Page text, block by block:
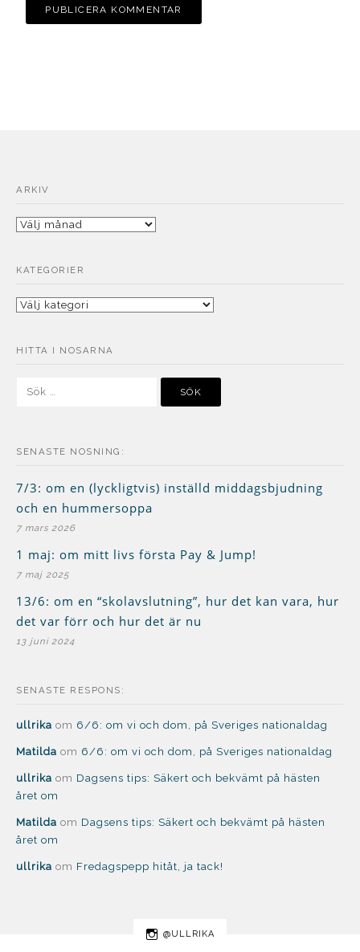
ARKIV
Arkiv
KATEGORIER
Kategorier
HITTA I NOSARNA
SENASTE NOSNING:
7/3: om en (lyckligtvis) inställd middagsbjudning
och en hummersoppa
7 mars 2026
1 maj: om mitt livs första Pay & Jump!
7 maj 2025
13/6: om en “skolavslutning”, hur det kan vara, hur
det var förr och hur det är nu
13 juni 2024
SENASTE RESPONS:
ullrika om 6/6: om vi och dom, på Sveriges nationaldag
Matilda om 6/6: om vi och dom, på Sveriges nationaldag
ullrika om Dagsens tips: Säkert och bekvämt på hästen
året om
Matilda om Dagsens tips: Säkert och bekvämt på hästen
året om
ullrika om Fredagspepp hitåt, ja tack!
@ULLRIKA